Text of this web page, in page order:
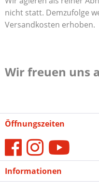
nicht statt. Demzufolge
Versandkosten erhoben.
Wir freuen uns
Öffnungszeiten
Informationen